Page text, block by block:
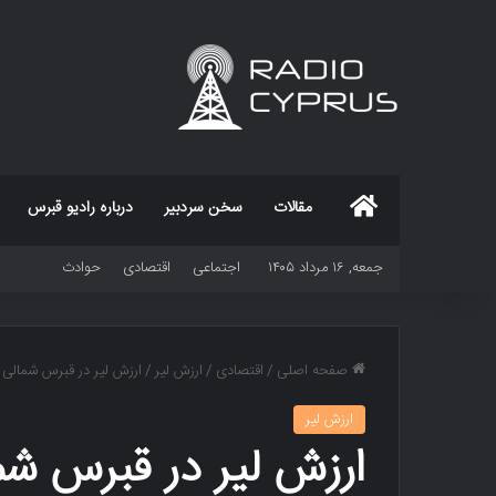
مقالات سخن سردبیر درباره رادیو قبرس
جمعه, ۱۶ مرداد ۱۴۰۵ اجتماعی اقتصادی حوادث
صفحه اصلی /اقتصادی /ارزش لیر/ارزش لیر در قبرس شمالی
ارزش لیر
ارزش لیر در قبرس